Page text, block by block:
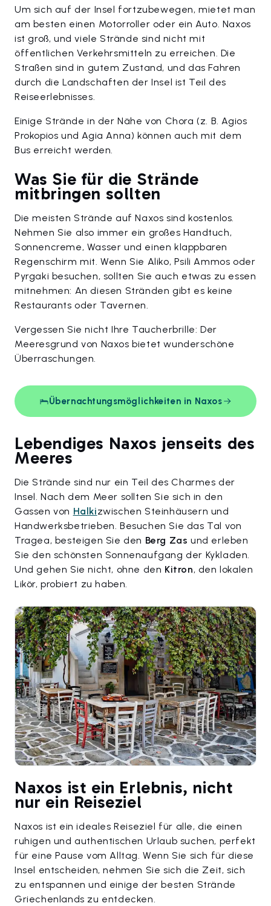
Um sich auf der Insel fortzubewegen, mietet man
am besten einen Motorroller oder ein Auto. Naxos
ist groß, und viele Strände sind nicht mit
öffentlichen Verkehrsmitteln zu erreichen. Die
Straßen sind in gutem Zustand, und das Fahren
durch die Landschaften der Insel ist Teil des
Reiseerlebnisses.
Einige Strände in der Nähe von Chora (z. B. Agios
Prokopios und Agia Anna) können auch mit dem
Bus erreicht werden.
Was Sie für die Strände
mitbringen sollten
Die meisten Strände auf Naxos sind kostenlos.
Nehmen Sie also immer ein großes Handtuch,
Sonnencreme, Wasser und einen klappbaren
Regenschirm mit. Wenn Sie Aliko, Psili Ammos oder
Pyrgaki besuchen, sollten Sie auch etwas zu essen
mitnehmen: An diesen Stränden gibt es keine
Restaurants oder Tavernen.
Vergessen Sie nicht Ihre Taucherbrille: Der
Meeresgrund von Naxos bietet wunderschöne
Überraschungen.
Übernachtungsmöglichkeiten in Naxos
Lebendiges Naxos jenseits des
Meeres
Die Strände sind nur ein Teil des Charmes der
Insel. Nach dem Meer sollten Sie sich in den
Gassen von Halkizwischen Steinhäusern und
Handwerksbetrieben. Besuchen Sie das Tal von
Tragea, besteigen Sie den Berg Zas und erleben
Sie den schönsten Sonnenaufgang der Kykladen.
Und gehen Sie nicht, ohne den Kitron, den lokalen
Likör, probiert zu haben.
Naxos ist ein Erlebnis, nicht
nur ein Reiseziel
Naxos ist ein ideales Reiseziel für alle, die einen
ruhigen und authentischen Urlaub suchen, perfekt
für eine Pause vom Alltag. Wenn Sie sich für diese
Insel entscheiden, nehmen Sie sich die Zeit, sich
zu entspannen und einige der besten Strände
Griechenlands zu entdecken.